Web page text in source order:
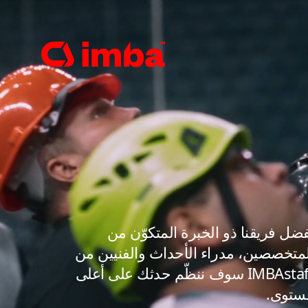
فريقنا ذو الخبرة المتكوّن من
مدراء الأحداث والفنيين من
IMBAstaff سوف ننظّم حدثك على أعلى